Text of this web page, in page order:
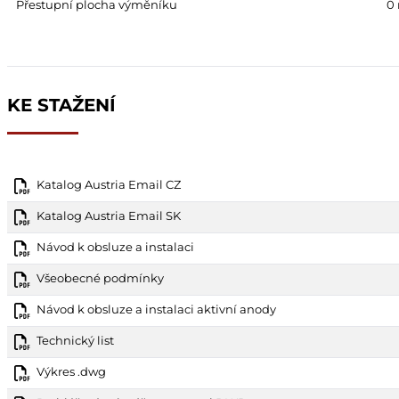
Přestupní plocha výměníku 0
KE STAŽENÍ
Katalog Austria Email CZ
Katalog Austria Email SK
Návod k obsluze a instalaci
Všeobecné podmínky
Návod k obsluze a instalaci aktivní anody
Technický list
Výkres .dwg